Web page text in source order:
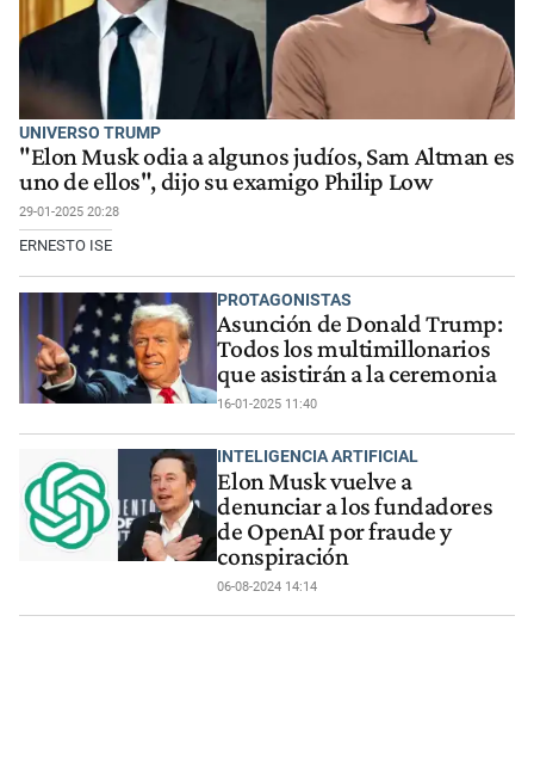
UNIVERSO TRUMP
"Elon Musk odia a algunos judíos, Sam Altman es
uno de ellos", dijo su examigo Philip Low
29-01-2025 20:28
ERNESTO ISE
PROTAGONISTAS
Asunción de Donald Trump:
Todos los multimillonarios
que asistirán a la ceremonia
16-01-2025 11:40
INTELIGENCIA ARTIFICIAL
Elon Musk vuelve a
denunciar a los fundadores
de OpenAI por fraude y
conspiración
06-08-2024 14:14